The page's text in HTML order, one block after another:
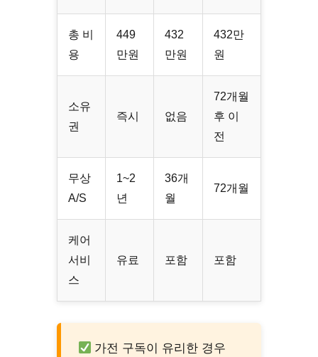
총 비
용
449
만원
432
만원
432만
원
소유
권
즉시 없음
72개월
후 이
전
무상
A/S
1~2
년
36개
월
72개월
케어
서비
스
유료 포함 포함
가전 구독이 유리한 경우